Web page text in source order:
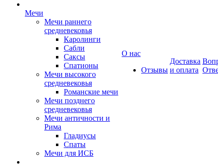
Мечи
Мечи раннего
средневековья
Каролинги
Сабли
Саксы
Спатионы
Мечи высокого
средневековья
Романские мечи
Мечи позднего
средневековья
Мечи античности и
Рима
Гладиусы
Спаты
Мечи для ИСБ
О нас
Отзывы
Доставка
и оплата